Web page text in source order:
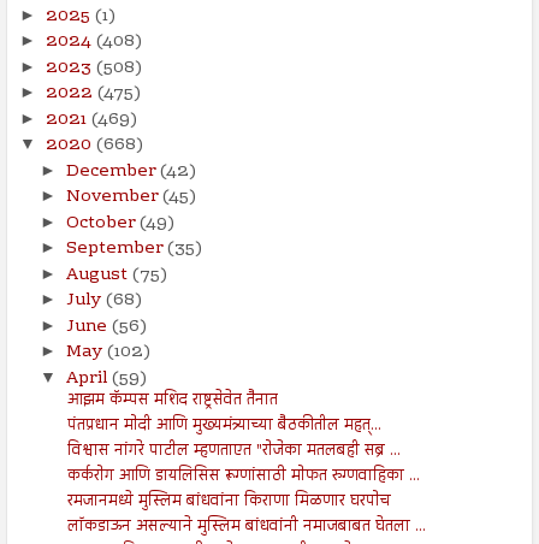
► 2025 (1)
► 2024(408)
► 2023 (508)
► 2022 (475)
► 2021(469)
▼ 2020 (668)
► December(42)
► November(45)
► October(49)
► September(35)
► August(75)
► July(68)
► June (56)
► May(102)
▼ April(59)
आझम कॅम्पस मशिद राष्ट्रसेवेत तैनात
पंतप्रधान मोदी आणि मुख्यमंत्र्याच्या बैठकीतील महत्...
विश्वास नांगरे पाटील म्हणताएत "रोजेका मतलबही सब्र ...
कर्करोग आणि डायलिसिस रूग्णांसाठी मोफत रुग्णवाहिका ...
रमजानमध्ये मुस्लिम बांधवांना किराणा मिळणार घरपोच
लॉकडाऊन असल्याने मुस्लिम बांधवांनी नमाजबाबत घेतला ...